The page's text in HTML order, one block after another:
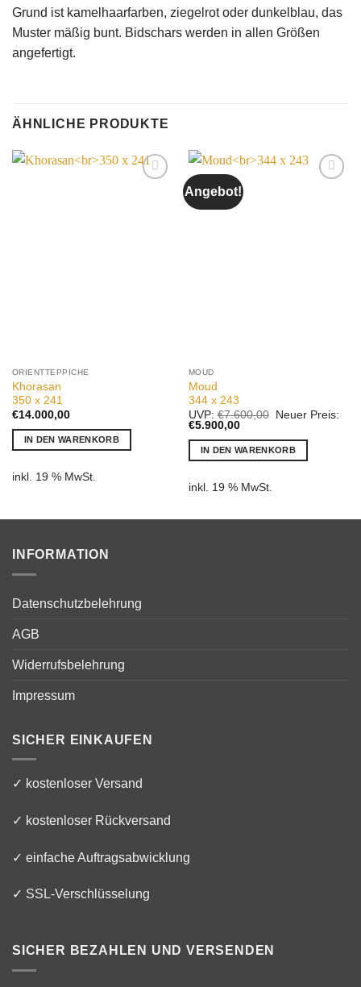
Grund ist kamelhaarfarben, ziegelrot oder dunkelblau, das
Muster mäßig bunt. Bidschars werden in allen Größen
angefertigt.
ÄHNLICHE PRODUKTE
ORIENTTEPPICHE
Khorasan
350 x 241
€14.000,00
IN DEN WARENKORB
inkl. 19 % MwSt.
Angebot!
MOUD
Moud
344 x 243
UVP: €7.600,00
Ursprünglicher
€7.600,00
Neuer Preis:
€5.900,00Aktueller
ist:
€5.900,00.
IN DEN WARENKORB
inkl. 19 % MwSt.
INFORMATION
Datenschutzbelehrung
AGB
Widerrufsbelehrung
Impressum
SICHER EINKAUFEN
✓ kostenloser Versand
✓ kostenloser Rückversand
✓ einfache Auftragsabwicklung
✓ SSL-Verschlüsselung
SICHER BEZAHLEN UND VERSENDEN